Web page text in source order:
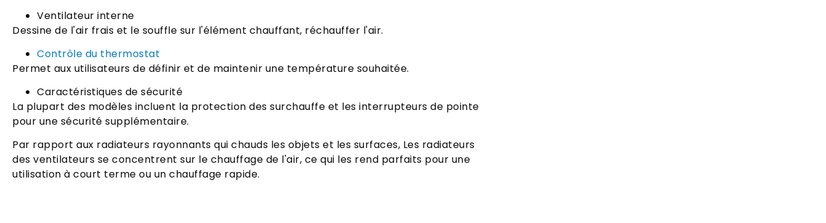
Ventilateur interne
Dessine de l'air frais et le souffle sur l'élément chauffant, réchauffer l'air.
Contrôle du thermostat
Permet aux utilisateurs de définir et de maintenir une température souhaitée.
Caractéristiques de sécurité
La plupart des modèles incluent la protection des surchauffe et les interrupteurs de pointe
pour une sécurité supplémentaire.
Par rapport aux radiateurs rayonnants qui chauds les objets et les surfaces, Les radiateurs
des ventilateurs se concentrent sur le chauffage de l'air, ce qui les rend parfaits pour une
utilisation à court terme ou un chauffage rapide.